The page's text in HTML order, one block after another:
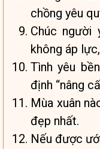
chồng yêu
Chúc
không áp
Tình yêu
định “nâng
Mùa xuân
đẹp nhất.
Nếu được